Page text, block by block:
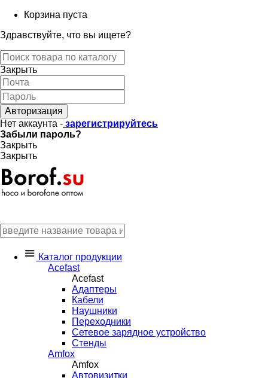
Корзина пуста
Здравствуйте, что вы ищете?
Закрыть
Авторизация
Нет аккаунта - зарегистрируйтесь
Забыли пароль?
Закрыть
Закрыть
Каталог продукции
Acefast
Acefast
Адаптеры
Кабели
Наушники
Переходники
Сетевое зарядное устройство
Стенды
Amfox
Amfox
Автовизитки